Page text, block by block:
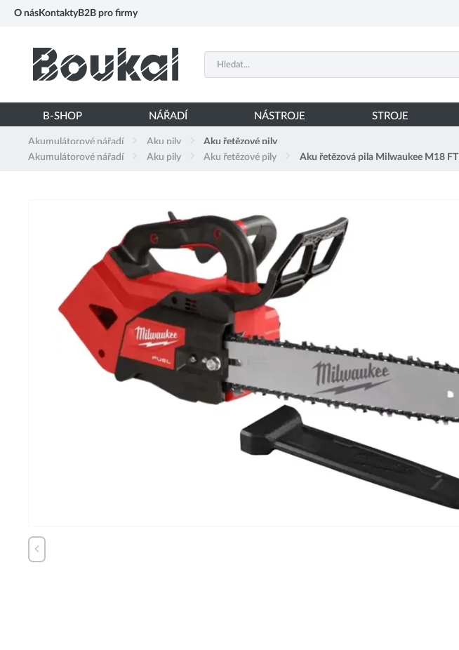
O nás Kontakty B2B pro firmy
B-SHOP NÁŘADÍ NÁSTROJE STROJE
Akumulátorové nářadí Aku pily
Aku řetězové pily
Akumulátorové nářadí
Aku pily Aku řetězové pily Aku řetězová pila Milwaukee M18